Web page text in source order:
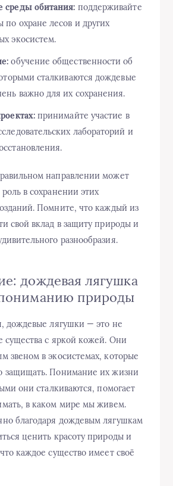
среды обитания: поддерживайте
по охране лесов и других
экосистем.
обучение общественности об
сталкиваются дождевые
важно для их сохранения.
принимайте участие в
лабораторий и
направлении может
в сохранении этих
Помните, что каждый из
свой вклад в защиту природы и
разнообразия.
дождевая лягушка
природы
дождевые лягушки — это не
существа с яркой кожей. Они
звеном в экосистемах, которые
защищать. Понимание их жизни
они сталкиваются, помогает
в каком мире мы живем.
благодаря дождевым лягушкам
ценить красоту природы и
каждое существо имеет своё